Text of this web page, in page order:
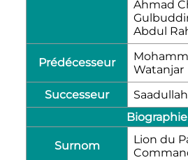
Ahmad
Abdul
Prédécesseur
Watanjar
Successeur
Biographie
Surnom
Lion du